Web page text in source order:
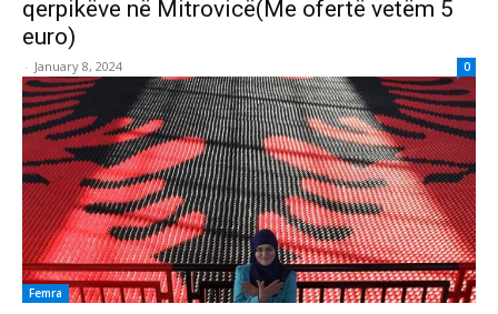
qerpikëve në Mitrovicë(Me ofertë vetëm 5
euro)
- January 8, 2024 0
Femra